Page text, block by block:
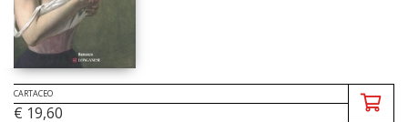
CARTACEO
€ 19,60